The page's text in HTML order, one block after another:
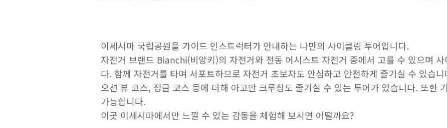
이세시마 국립공원을 가이드 인스트럭터가 안내하는 나만의 사이클링 투어입니다.
자전거 브랜드 Bianchi(비앙키)의 자전거와 전동 어시스트 자전거 중에서 고를 수 있으며
다. 함께 자전거를 타며 서포트하므로 자전거 초보자도 안심하고 안전하게 즐기실 수 있습니
오션 뷰 코스, 정글 코스 등에 더해 아고만 크루징도 즐기실 수 있는 투어가 있습니다. 또한
가능합니다.
이곳 이세시마에서만 느낄 수 있는 감동을 체험해 보시면 어떨까요?